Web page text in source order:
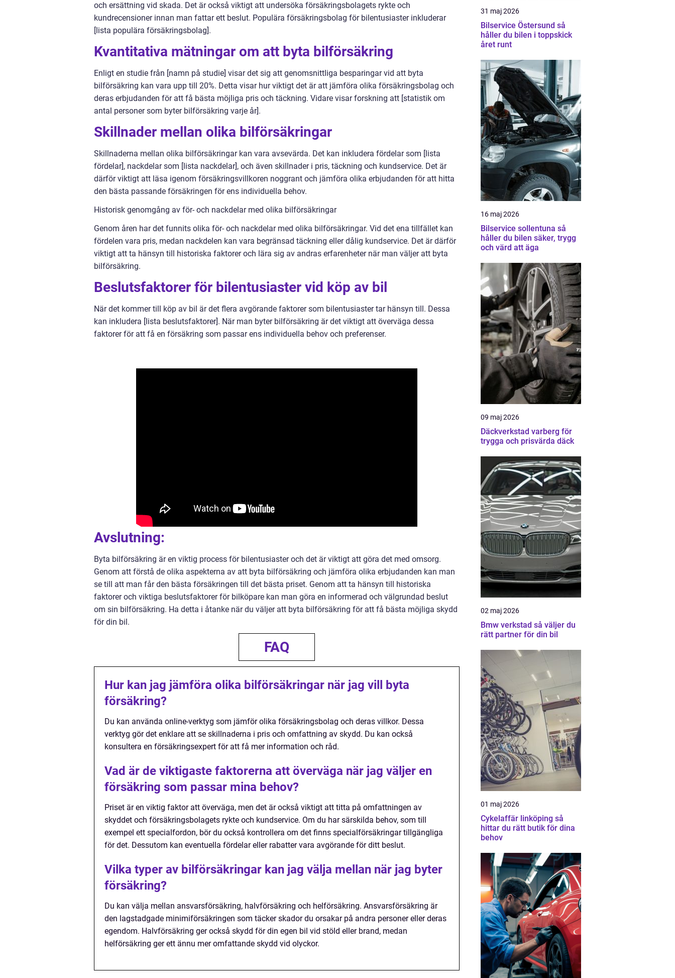
och ersättning vid skada. Det är också viktigt att undersöka försäkringsbolagets rykte och
kundrecensioner innan man fattar ett beslut. Populära försäkringsbolag för bilentusiaster inkluderar
[lista populära försäkringsbolag].
Kvantitativa mätningar om att byta bilförsäkring
Enligt en studie från [namn på studie] visar det sig att genomsnittliga besparingar vid att byta
bilförsäkring kan vara upp till 20%. Detta visar hur viktigt det är att jämföra olika försäkringsbolag och
deras erbjudanden för att få bästa möjliga pris och täckning. Vidare visar forskning att [statistik om
antal personer som byter bilförsäkring varje år].
Skillnader mellan olika bilförsäkringar
Skillnaderna mellan olika bilförsäkringar kan vara avsevärda. Det kan inkludera fördelar som [lista
fördelar], nackdelar som [lista nackdelar], och även skillnader i pris, täckning och kundservice. Det är
därför viktigt att läsa igenom försäkringsvillkoren noggrant och jämföra olika erbjudanden för att hitta
den bästa passande försäkringen för ens individuella behov.
Historisk genomgång av för- och nackdelar med olika bilförsäkringar
Genom åren har det funnits olika för- och nackdelar med olika bilförsäkringar. Vid det ena tillfället kan
fördelen vara pris, medan nackdelen kan vara begränsad täckning eller dålig kundservice. Det är därför
viktigt att ta hänsyn till historiska faktorer och lära sig av andras erfarenheter när man väljer att byta
bilförsäkring.
Beslutsfaktorer för bilentusiaster vid köp av bil
När det kommer till köp av bil är det flera avgörande faktorer som bilentusiaster tar hänsyn till. Dessa
kan inkludera [lista beslutsfaktorer]. När man byter bilförsäkring är det viktigt att överväga dessa
faktorer för att få en försäkring som passar ens individuella behov och preferenser.
Avslutning:
Byta bilförsäkring är en viktig process för bilentusiaster och det är viktigt att göra det med omsorg.
Genom att förstå de olika aspekterna av att byta bilförsäkring och jämföra olika erbjudanden kan man
se till att man får den bästa försäkringen till det bästa priset. Genom att ta hänsyn till historiska
faktorer och viktiga beslutsfaktorer för bilköpare kan man göra en informerad och välgrundad beslut
om sin bilförsäkring. Ha detta i åtanke när du väljer att byta bilförsäkring för att få bästa möjliga skydd
för din bil.
FAQ
Hur kan jag jämföra olika bilförsäkringar när jag vill byta
försäkring?
Du kan använda online-verktyg som jämför olika försäkringsbolag och deras villkor. Dessa
verktyg gör det enklare att se skillnaderna i pris och omfattning av skydd. Du kan också
konsultera en försäkringsexpert för att få mer information och råd.
Vad är de viktigaste faktorerna att överväga när jag väljer en
försäkring som passar mina behov?
Priset är en viktig faktor att överväga, men det är också viktigt att titta på omfattningen av
skyddet och försäkringsbolagets rykte och kundservice. Om du har särskilda behov, som till
exempel ett specialfordon, bör du också kontrollera om det finns specialförsäkringar tillgängliga
för det. Dessutom kan eventuella fördelar eller rabatter vara avgörande för ditt beslut.
Vilka typer av bilförsäkringar kan jag välja mellan när jag byter
försäkring?
Du kan välja mellan ansvarsförsäkring, halvförsäkring och helförsäkring. Ansvarsförsäkring är
den lagstadgade minimiförsäkringen som täcker skador du orsakar på andra personer eller deras
egendom. Halvförsäkring ger också skydd för din egen bil vid stöld eller brand, medan
helförsäkring ger ett ännu mer omfattande skydd vid olyckor.
31 maj 2026
Bilservice Östersund så
håller du bilen i toppskick
året runt
16 maj 2026
Bilservice sollentuna så
håller du bilen säker, trygg
och värd att äga
09 maj 2026
Däckverkstad varberg för
trygga och prisvärda däck
02 maj 2026
Bmw verkstad så väljer du
rätt partner för din bil
01 maj 2026
Cykelaffär linköping så
hittar du rätt butik för dina
behov